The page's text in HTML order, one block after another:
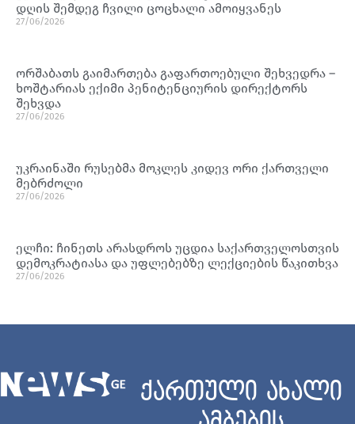
დღის შემდეგ ჩვილი ცოცხალი ამოიყვანეს
27/06/2026
ორშაბათს გაიმართება გაფართოებული შეხვედრა –
ხოშტარიას ექიმი პენიტენციურის დირექტორს
შეხვდა
27/06/2026
უკრაინაში რუსებმა მოკლეს კიდევ ორი ქართველი
მებრძოლი
27/06/2026
ელჩი: ჩინეთს არასდროს უცდია საქართველოსთვის
დემოკრატიასა და უფლებებზე ლექციების წაკითხვა
27/06/2026
ქართული ახალი